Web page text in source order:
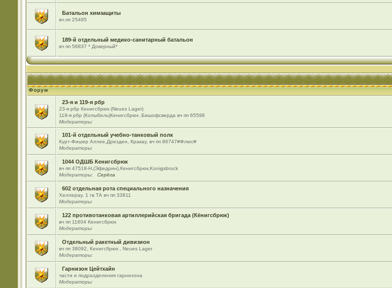
Батальон химзащиты
вч.пп 25495
189-й отдельный медико-санитарный батальон
вч пп 58837 * Докерный*
Форум
23-я и 119-я рбр
23-я рбр Кенигсбрюк (Neues Lager)
119-я рбр (Колыбель)Кенигсбрюк ,Бишофсверда вч пп 65598
Модераторы:
101-й отдельный учебно-танковый полк
Курт-Фишер Аллее,Дрезден, Кракау, вч пп 86747#Флюс#
Модераторы:
1044 ОДШБ Кенигсбрюк
вч пп 47518-Н,(Эфедрин),Кенигсбрюк,Konigsbruck
Модераторы:
Серёга
602 отдельная рота специального назначения
Хеллерау. 1 гв ТА вч пп 33811
Модераторы:
122 противотанковая артиллерийская бригада (Кёнигсбрюк)
вч пп 11604 Кенигсбрюк
Модераторы:
Отдельный ракетный дивизион
вч пп 38092, Кенигсбрюк , Neues Lager
Модераторы:
Гарнизон Цейтхайн
части и подразделения гарнизона
Модераторы: